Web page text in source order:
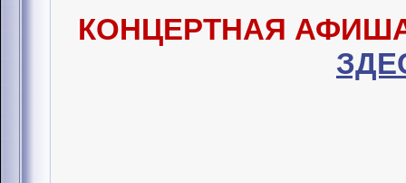
КОНЦЕРТНАЯ